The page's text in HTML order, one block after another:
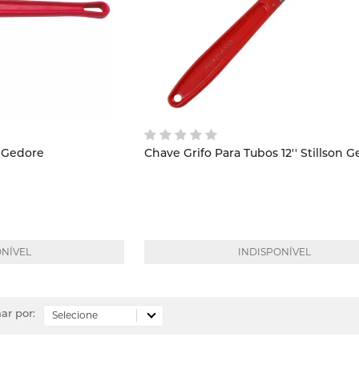
Chave Grifo 18'' Stillson Gedore Chave Grifo Para Tubos 12'' Stillson
INDISPONÍVEL
por: